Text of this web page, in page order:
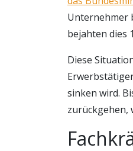
Unternehmer
bejahten dies
Diese
sinken wird.
zurückgehen,